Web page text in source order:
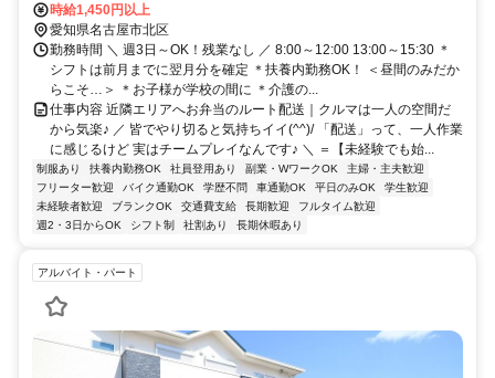
事業城北線 味美（東海交通線）徒歩約28分、名鉄小牧線/名古屋市営
上飯田線 味美（名鉄線）徒歩約31分
時給1,450円以上
愛知県名古屋市北区
勤務時間 ＼ 週3日～OK！残業なし ／ 8:00～12:00 13:00～15:30 ＊
シフトは前月までに翌月分を確定 ＊扶養内勤務OK！ ＜昼間のみだか
らこそ…＞ ＊お子様が学校の間に ＊介護の...
仕事内容 近隣エリアへお弁当のルート配送｜クルマは一人の空間だ
から気楽♪ ／ 皆でやり切ると気持ちイイ(^^)/ 「配送」って、一人作業
に感じるけど 実はチームプレイなんです♪ ＼ ＝【未経験でも始...
制服あり 扶養内勤務OK 社員登用あり 副業・WワークOK
主婦・主夫歓迎
フリーター歓迎
バイク通勤OK 学歴不問 車通勤OK 平日のみOK
学生歓迎
未経験者歓迎
ブランクOK 交通費支給 長期歓迎
フルタイム歓迎
週2・3日からOK
シフト制 社割あり 長期休暇あり
アルバイト・パート